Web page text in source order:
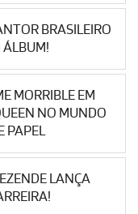
BRASILEIRO
ÁLBUM!
MORRIBLE EM
NO MUNDO
PAPEL
LANÇA